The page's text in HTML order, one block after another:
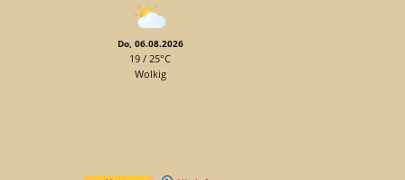
Do, 06.08.2026
19 / 25°C
Wolkig